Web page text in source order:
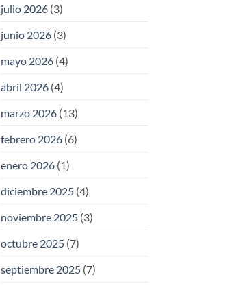
julio 2026(3)
junio 2026(3)
mayo 2026(4)
abril 2026(4)
marzo 2026(13)
febrero 2026(6)
enero 2026(1)
diciembre 2025(4)
noviembre 2025(3)
octubre 2025(7)
septiembre 2025(7)